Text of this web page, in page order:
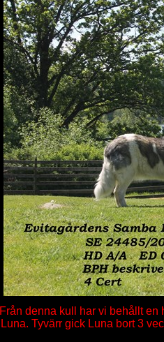
Från denna kull har vi behållt en
Luna. Tyvärr gick Luna bort 3